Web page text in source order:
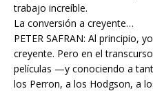
trabajo increíble.
La conversión a creyente…
PETER SAFRAN: Al principio,
creyente. Pero en el
películas —y conociendo a
los Perron, a los Hodgson, a